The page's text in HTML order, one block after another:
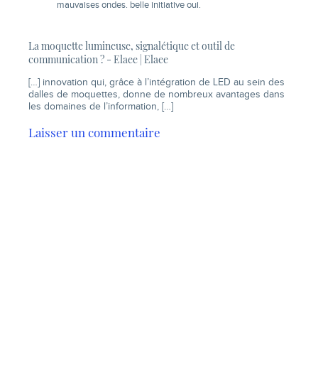
mauvaises ondes. belle initiative oui.
La moquette lumineuse, signalétique et outil de
communication ? - Elaee | Elaee
[…] innovation qui, grâce à l’intégration de LED au sein des
dalles de moquettes, donne de nombreux avantages dans
les domaines de l’information, […]
Laisser un commentaire